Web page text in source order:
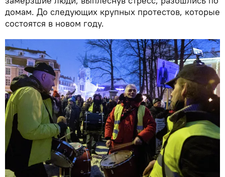
домам. До следующих крупных протестов, которые
состоятся в новом году.